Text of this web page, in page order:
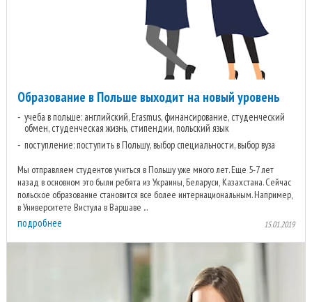
Образование в Польше выходит на новый уровень
учеба в польше: английский, Erasmus, финансирование, студенческий
обмен, студенческая жизнь, стипендии, польский язык
поступление: поступить в Польшу, выбор специальности, выбор вуза
Мы отправляем студентов учиться в Польшу уже много лет. Еще 5-7 лет
назад в основном это были ребята из Украины, Беларуси, Казахстана. Сейчас
польское образование становится все более интернациональным. Например,
в Университете Вистула в Варшаве ...
подробнее 15.01.2019